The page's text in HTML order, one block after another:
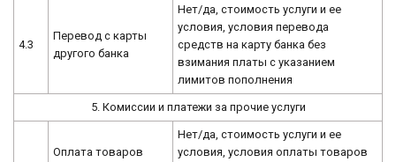
4.3
Перевод с карты
другого банка
Нет/да, стоимость услуги и ее
условия, условия перевода
средств на карту банка без
взимания платы с указанием
лимитов пополнения
5. Комиссии и платежи за прочие услуги
Оплата товаров
Нет/да, стоимость услуги и ее
условия, условия оплаты товаров